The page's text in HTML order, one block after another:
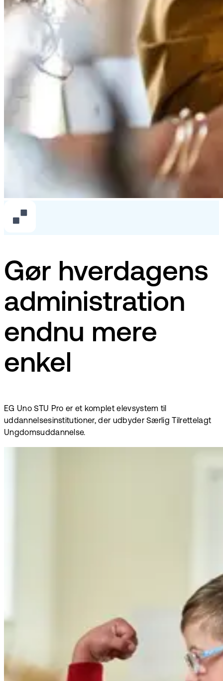
Gør hverdagens
administration
endnu mere
enkel
EG Uno STU Pro er et komplet elevsystem til
uddannelsesinstitutioner, der udbyder Særlig Tilrettelagt
Ungdomsuddannelse.